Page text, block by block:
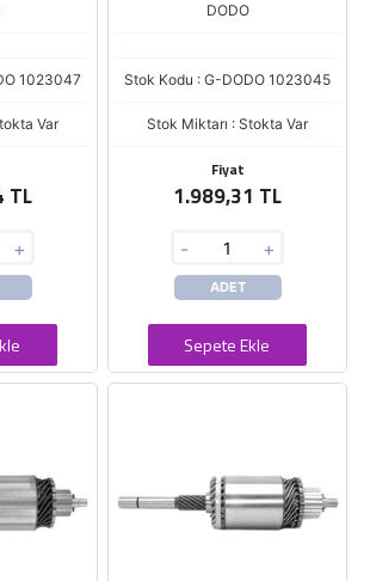
1023047
Var
TL
+
DODO
Stok Kodu : G-DODO 1023045
Stok Miktarı : Stokta Var
Fiyat
1.989,31 TL
- +
ADET
Sepete Ekle